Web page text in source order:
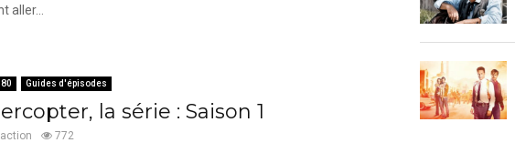
aller...
Guides d'épisodes
la série : Saison 1
772